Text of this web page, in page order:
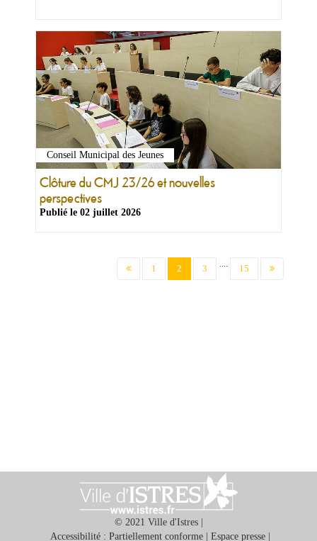
Conseil Municipal des Jeunes
Clôture du CMJ 23/26 et nouvelles
perspectives
Publié le 02 juillet 2026
1 2 (current)
3 .... 15
© 2021 Ville d'Istres |
Accessibilité : Partiellement conforme| Espace presse|